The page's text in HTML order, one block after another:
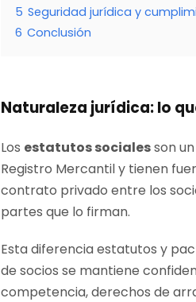
5 Seguridad jurídica y
6 Conclusión
Naturaleza jurídica: lo
Los estatutos socialesson
Registro Mercantil y tienen
contrato privado entre los
partes que lo firman.
Esta diferencia estatutos y
de socios se mantiene
competencia, derechos de